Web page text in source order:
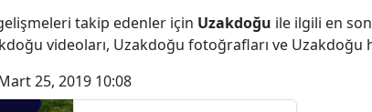
takip edenler için Uzakdoğu ile ilgili en
videoları, Uzakdoğu fotoğrafları ve Uzakdoğu
25, 2019 10:08